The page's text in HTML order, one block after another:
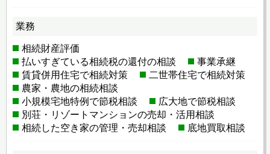
業務
相続財産評価
払いすぎている相続税の還付の相談
事業承継
賃貸併用住宅で相続対策
二世帯住宅で相続対策
農家・農地の相続相談
小規模宅地特例で節税相談
広大地で節税相談
別荘・リゾートマンションの売却・活用相談
相続した空き家の管理・売却相談
底地買取相談